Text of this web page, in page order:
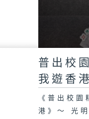
seconds
of
0
seconds
普出校
我遊香港
《普出校
港》～ 光